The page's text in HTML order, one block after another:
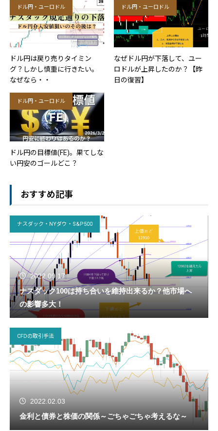
ーピー ホームページ；https://3starter.jp
ドル円・ユーロドル
ドル円は戻り売りタイミン
グ？しかし慎重に行きたい。
なぜなら・・
ドル円・ユーロドル
なぜドル円が下落して、ユー
ロドルが上昇したのか？【昨
日の復習】
ドル円・ユーロドル
ドル円の目標値(FE)。果てしな
い円安のゴールどこ？
おすすめ記事
ナスダック・NYダウ・S&P500
2022.09.17
ナスダック100は持ち合いを維持出来るか？他市場へ
の影響多大！
CFDの取引手法
2022.02.03
金利と債券と株価の関係～ごちゃごちゃ考えるな～